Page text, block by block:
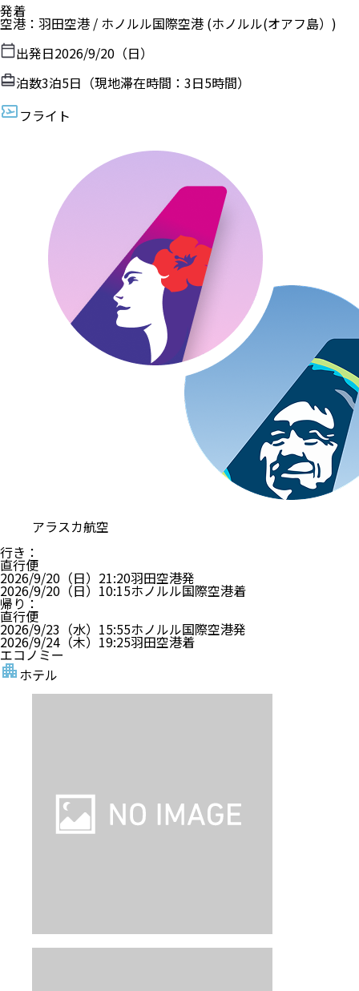
発着
空港 ： 羽田空港 / ホノルル国際空港 (ホノルル(オアフ島）)
出発日2026/9/20（日）
泊数3泊5日（現地滞在時間： 3日5時間）
フライト
アラスカ航空
行き ：
直行便
2026/9/20（日） 21:20羽田空港発
2026/9/20（日） 10:15ホノルル国際空港着
帰り ：
直行便
2026/9/23（水） 15:55ホノルル国際空港発
2026/9/24（木） 19:25羽田空港着
エコノミー
ホテル